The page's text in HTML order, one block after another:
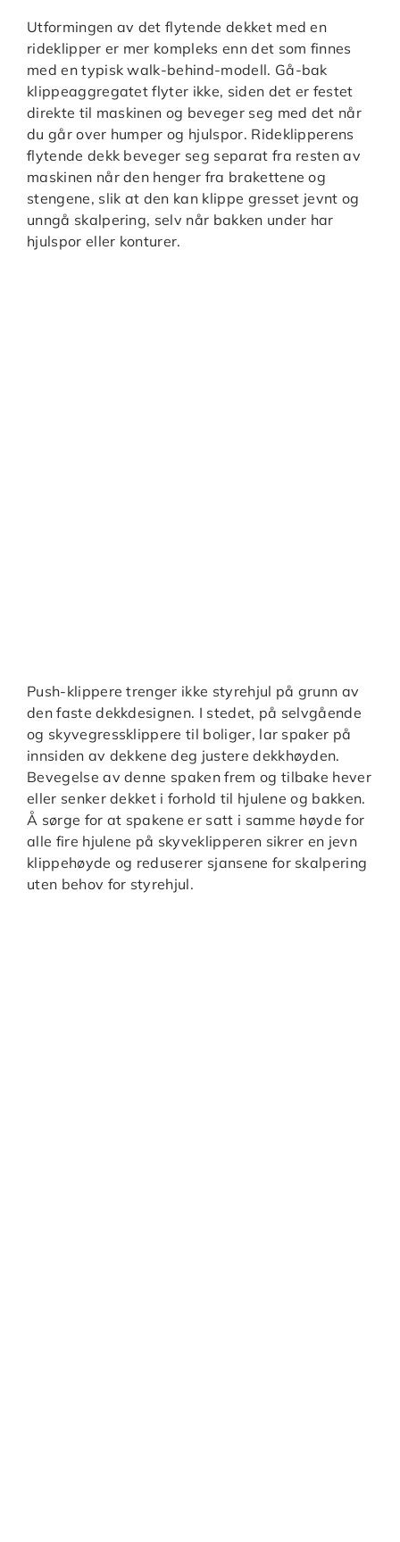
Utformingen av det flytende dekket med en
rideklipper er mer kompleks enn det som finnes
med en typisk walk-behind-modell. Gå-bak
klippeaggregatet flyter ikke, siden det er festet
direkte til maskinen og beveger seg med det når
du går over humper og hjulspor. Rideklipperens
flytende dekk beveger seg separat fra resten av
maskinen når den henger fra brakettene og
stengene, slik at den kan klippe gresset jevnt og
unngå skalpering, selv når bakken under har
hjulspor eller konturer.
Push-klippere trenger ikke styrehjul på grunn av
den faste dekkdesignen. I stedet, på selvgående
og skyvegressklippere til boliger, lar spaker på
innsiden av dekkene deg justere dekkhøyden.
Bevegelse av denne spaken frem og tilbake hever
eller senker dekket i forhold til hjulene og bakken.
Å sørge for at spakene er satt i samme høyde for
alle fire hjulene på skyveklipperen sikrer en jevn
klippehøyde og reduserer sjansene for skalpering
uten behov for styrehjul.